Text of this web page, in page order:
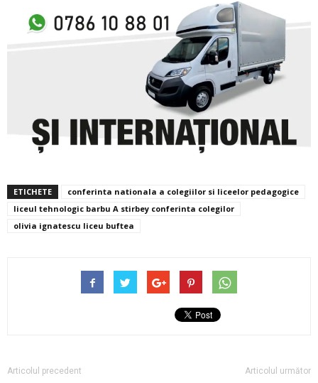
ETICHETE
conferinta nationala a colegiilor si liceelor pedagogice
liceul tehnologic barbu A stirbey conferinta colegilor
olivia ignatescu liceu buftea
Articolul precedent Articolul următor